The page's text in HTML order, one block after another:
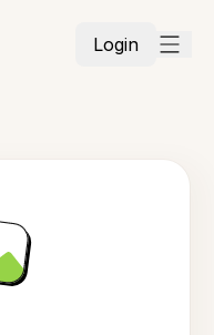
Login